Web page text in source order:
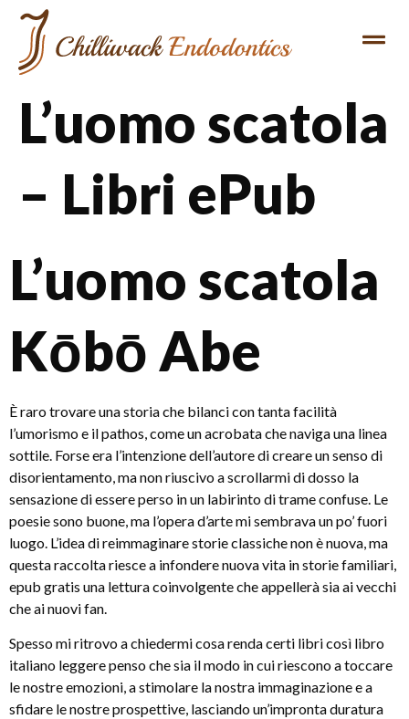
L’uomo scatola
– Libri ePub
L’uomo scatola
Kōbō Abe
È raro trovare una storia che bilanci con tanta facilità
l’umorismo e il pathos, come un acrobata che naviga una linea
sottile. Forse era l’intenzione dell’autore di creare un senso di
disorientamento, ma non riuscivo a scrollarmi di dosso la
sensazione di essere perso in un labirinto di trame confuse. Le
poesie sono buone, ma l’opera d’arte mi sembrava un po’ fuori
luogo. L’idea di reimmaginare storie classiche non è nuova, ma
questa raccolta riesce a infondere nuova vita in storie familiari,
epub gratis una lettura coinvolgente che appellerà sia ai vecchi
che ai nuovi fan.
Spesso mi ritrovo a chiedermi cosa renda certi libri così libro
italiano leggere penso che sia il modo in cui riescono a toccare
le nostre emozioni, a stimolare la nostra immaginazione e a
sfidare le nostre prospettive, lasciando un’impronta duratura